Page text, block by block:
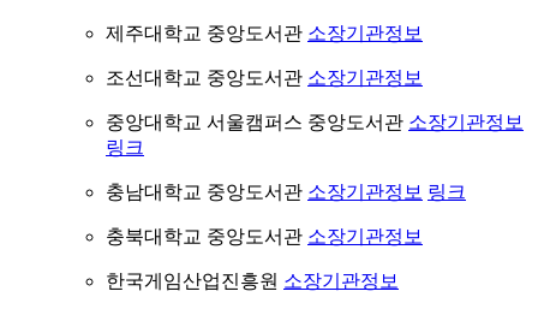
제주대학교 중앙도서관 소장기관정보
조선대학교 중앙도서관 소장기관정보
중앙대학교 서울캠퍼스 중앙도서관 소장기관정보
링크
충남대학교 중앙도서관 소장기관정보 링크
충북대학교 중앙도서관 소장기관정보
한국게임산업진흥원 소장기관정보